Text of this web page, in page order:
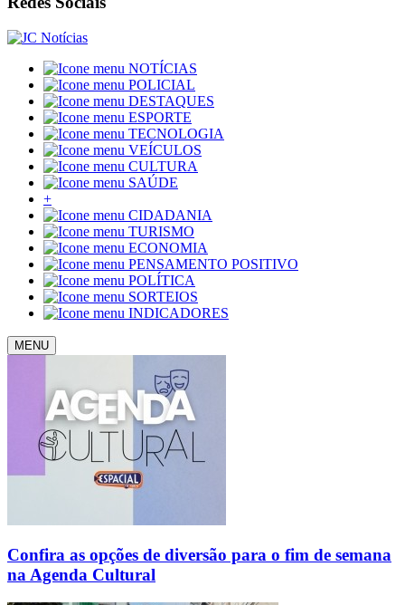
NOTÍCIAS
POLICIAL
DESTAQUES
ESPORTE
TECNOLOGIA
VEÍCULOS
CULTURA
SAÚDE
+
CIDADANIA
TURISMO
ECONOMIA
PENSAMENTO POSITIVO
POLÍTICA
SORTEIOS
INDICADORES
MENU
Confira as opções de diversão para o fim de semana
na Agenda Cultural